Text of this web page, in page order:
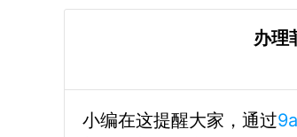
办理
小编在这提醒大家，通过